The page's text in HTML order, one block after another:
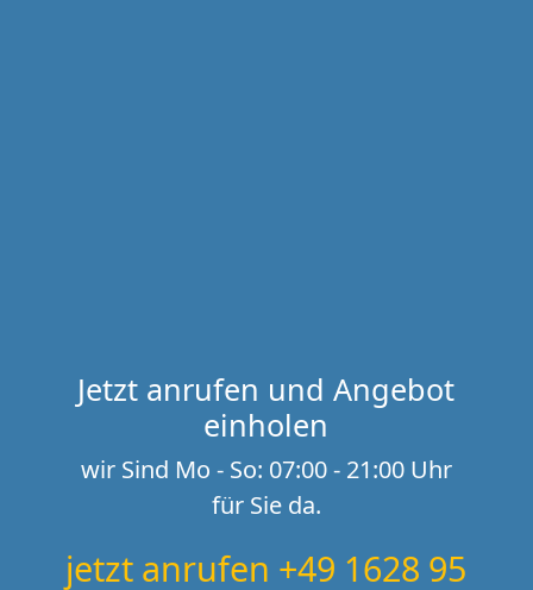
Jetzt anrufen und Angebot
einholen
wir Sind Mo - So: 07:00 - 21:00 Uhr
für Sie da.
jetzt anrufen +49 1628 95